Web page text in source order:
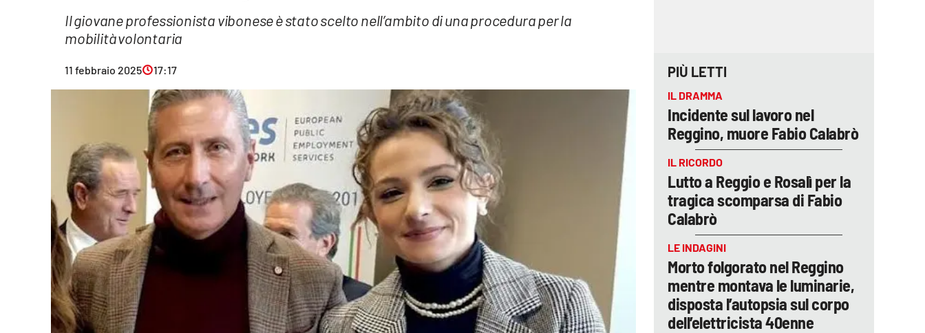
Lac Network
Il giovane professionista vibonese è stato scelto nell’ambito di una procedura per la
mobilità volontaria
11 febbraio 2025 17:17 PIÙ LETTI
IL DRAMMA
Incidente sul lavoro nel
Reggino, muore Fabio Calabrò
IL RICORDO
Lutto a Reggio e Rosalì per la
tragica scomparsa di Fabio
Calabrò
LE INDAGINI
Morto folgorato nel Reggino
mentre montava le luminarie,
disposta l’autopsia sul corpo
dell’elettricista 40enne